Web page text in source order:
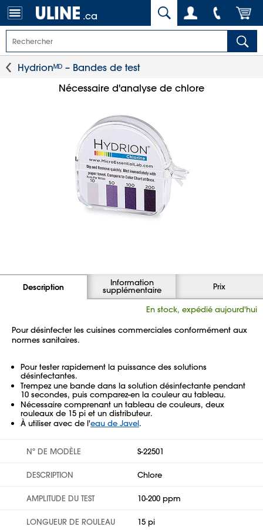
.ca
Hydrionᴹᴰ – Bandes de test
Nécessaire d'analyse de chlore
Description Information
supplémentaire Prix
En stock, expédié aujourd'hui
Pour désinfecter les cuisines commerciales conformément aux
normes sanitaires.
Pour tester rapidement la puissance des solutions
désinfectantes.
Trempez une bande dans la solution désinfectante pendant
10 secondes, puis comparez-en la couleur au tableau.
Nécessaire comprenant un tableau de couleurs, deux
rouleaux de 15 pi et un distributeur.
À utiliser avec de l'eau de Javel.
Nº DE MODÈLE S-22501
DESCRIPTION Chlore
AMPLITUDE DU TEST 10-200 ppm
LONGUEUR DE ROULEAU 15 pi